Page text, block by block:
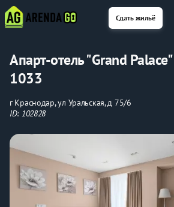
Сдать жильё
Апарт-отель "Grand
1033
г Краснодар, ул Уральская, д 75/6
ID: 102828